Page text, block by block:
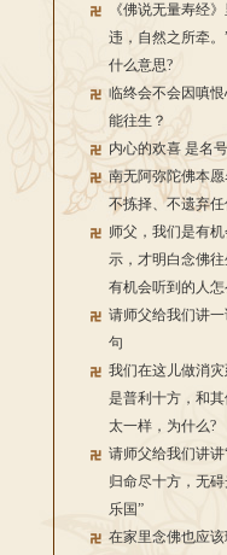
《佛说无量寿经
违，自然之所牵。
什么意思?
临终会不会因嗔
能往生？
内心的欢喜 是名
南无阿弥陀佛本愿
不拣择、不遗弃任
师父，我们是有
示，才明白念佛
有机会听到的人怎
请师父给我们讲
句
我们在这儿做消
是普利十方，和
太一样，为什么?
请师父给我们讲讲
归命尽十方，无
乐国”
在家里念佛也应